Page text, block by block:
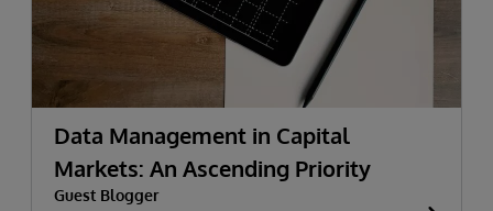
Data Management in Capital
Markets: An Ascending Priority
Guest Blogger